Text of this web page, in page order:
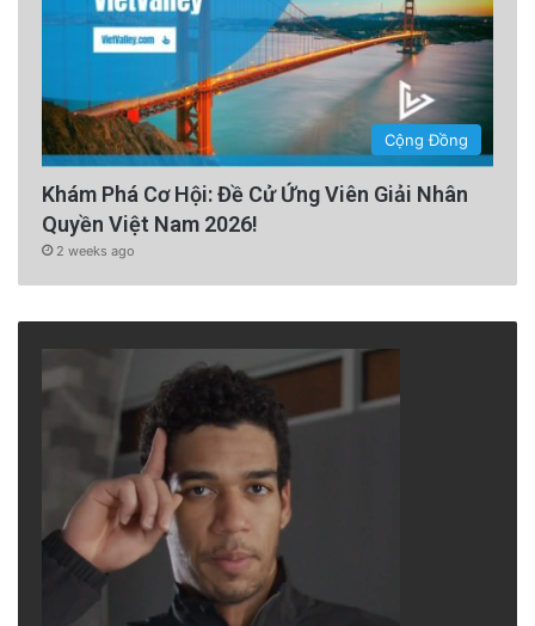
Cộng Đồng
Khám Phá Cơ Hội: Đề Cử Ứng Viên Giải Nhân
Quyền Việt Nam 2026!
2 weeks ago